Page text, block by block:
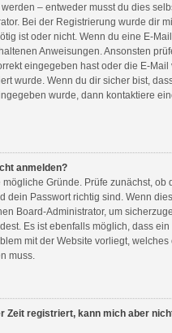
– entweder musst du dies
Bei der Registrierung wurde dir
ist oder nicht. Wenn du eine E-
Anweisungen. Ansonsten
eingegeben hast oder die E-Mail
wurde. Wenn du dir sicher bist,
wurde, dann kontaktiere
anmelden?
mögliche Gründe. Prüfe zunächst, ob
dein Passwort richtig sind. Wenn
Board-Administrator, um
Es ist ebenfalls möglich, dass ein
mit der Website vorliegt, welches
muss.
Zeit registriert, kann mich aber